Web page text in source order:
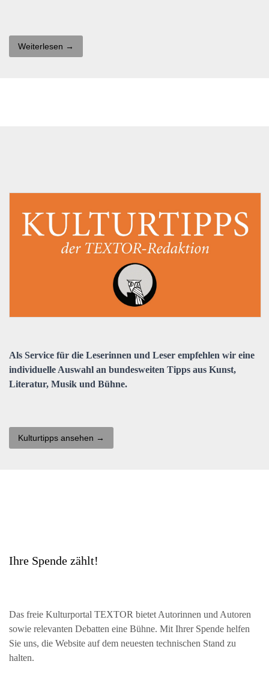
Weiterlesen →
Als Service für die Leserinnen und Leser empfehlen wir eine
individuelle Auswahl an bundesweiten Tipps aus Kunst,
Literatur, Musik und Bühne.
Kulturtipps ansehen →
Ihre Spende zählt!
Das freie Kulturportal TEXTOR bietet Autorinnen und Autoren
sowie relevanten Debatten eine Bühne. Mit Ihrer Spende helfen
Sie uns, die Website auf dem neuesten technischen Stand zu
halten.